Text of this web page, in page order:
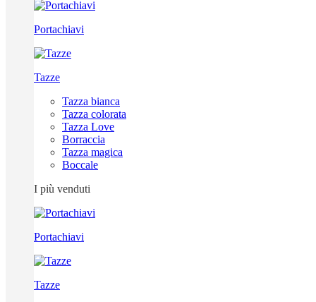
Portachiavi
Tazze
Tazza bianca
Tazza colorata
Tazza Love
Borraccia
Tazza magica
Boccale
I più venduti
Portachiavi
Tazze